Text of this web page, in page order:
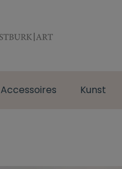
Accessoires Kunst